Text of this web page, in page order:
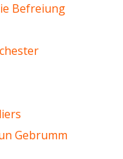
Befreiung
Gebrumm